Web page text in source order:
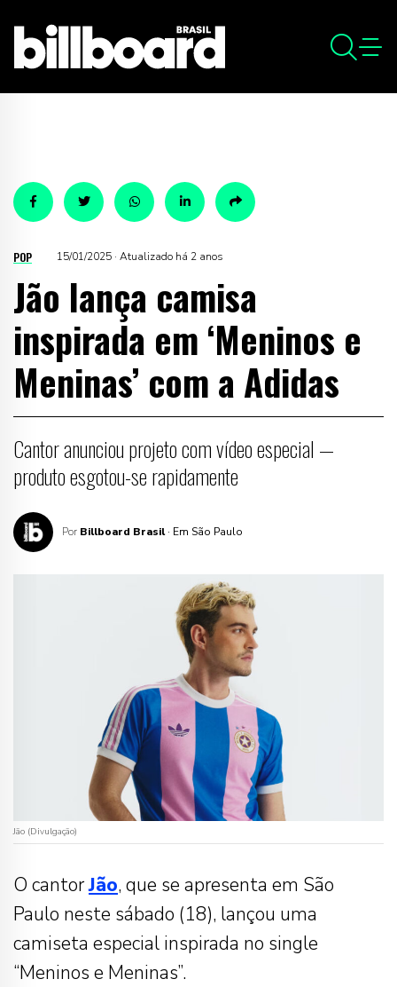
POP 15/01/2025 · Atualizado há 2 anos
Jão lança camisa
inspirada em ‘Meninos e
Meninas’ com a Adidas
Cantor anunciou projeto com vídeo especial —
produto esgotou-se rapidamente
Por Billboard Brasil · Em São Paulo
Jão (Divulgação)
O cantorJão, que se apresenta em São
Paulo neste sábado (18), lançou uma
camiseta especial inspirada no single
“Meninos e Meninas”.